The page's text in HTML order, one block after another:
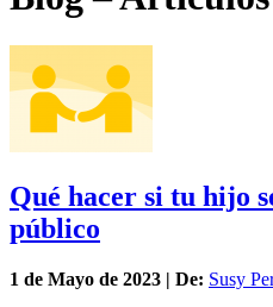
Qué hacer si tu hijo
público
1 de Mayo de 2023 | De: Susy